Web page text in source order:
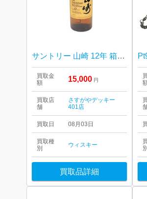
サントリー 山崎 12年 箱なし
買取金
額
15,000 円
買取店
舗
さすがやデッキー
401店
買取日 08月03日
買取種
別
ウィスキー
買取品詳細
別